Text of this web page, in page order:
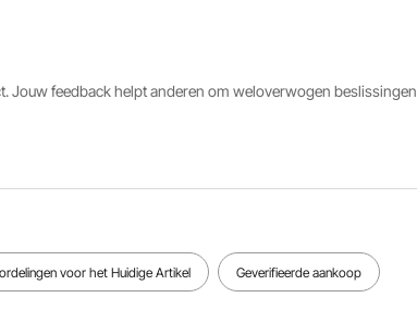
staaf
φ 9,06 x
Jouw feedback helpt anderen om weloverwogen
voor het Huidige Artikel Geverifieerde aankoop